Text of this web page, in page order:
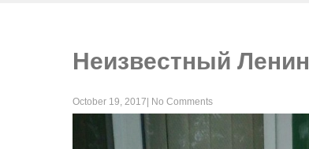
Неизвестный Ленин
October 19, 2017 No Comments